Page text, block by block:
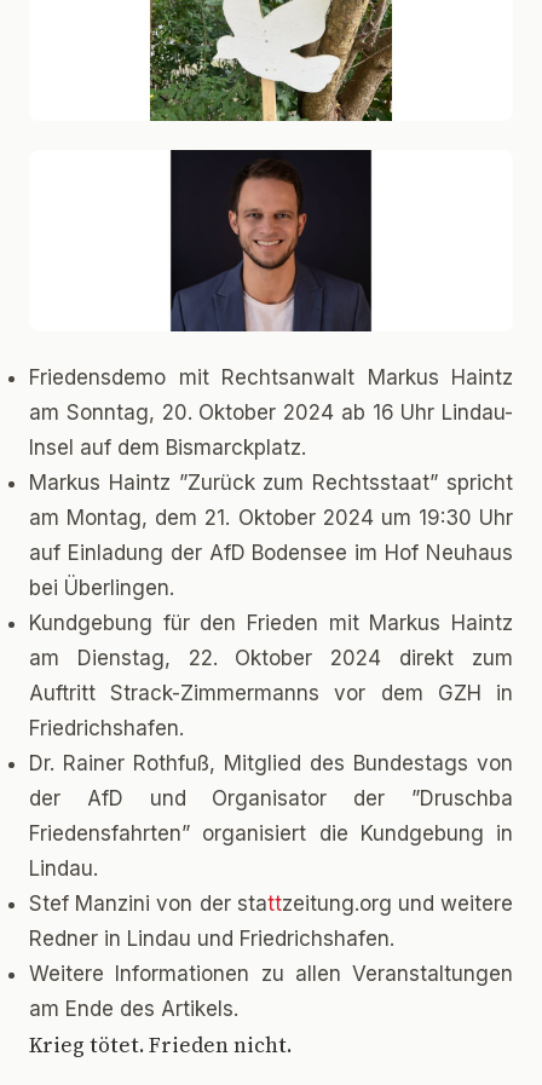
Friedensdemo mit Rechtsanwalt Markus Haintz
am Sonntag, 20. Oktober 2024 ab 16 Uhr Lindau-
Insel auf dem Bismarckplatz.
Markus Haintz ”Zurück zum Rechtsstaat” spricht
am Montag, dem 21. Oktober 2024 um 19:30 Uhr
auf Einladung der AfD Bodensee im Hof Neuhaus
bei Überlingen.
Kundgebung für den Frieden mit Markus Haintz
am Dienstag, 22. Oktober 2024 direkt zum
Auftritt Strack-Zimmermanns vor dem GZH in
Friedrichshafen.
Dr. Rainer Rothfuß, Mitglied des Bundestags von
der AfD und Organisator der ”Druschba
Friedensfahrten” organisiert die Kundgebung in
Lindau.
Stef Manzini von der stattzeitung.org und weitere
Redner in Lindau und Friedrichshafen.
Weitere Informationen zu allen Veranstaltungen
am Ende des Artikels.
Krieg tötet. Frieden nicht.